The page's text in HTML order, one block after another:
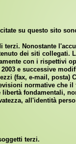
su questo sito
terzi. Nonostante
dei siti collegati.
con i rispettivi
e successive
(fax, e-mail, posta)
normative che
fondamentali,
all'identità
terzi.